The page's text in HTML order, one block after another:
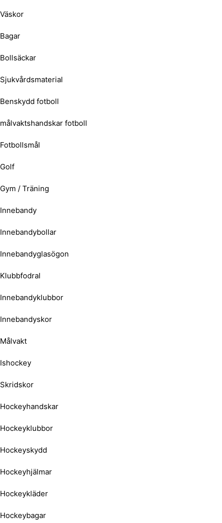
Väskor
Bagar
Bollsäckar
Sjukvårdsmaterial
Benskydd fotboll
målvaktshandskar fotboll
Fotbollsmål
Golf
Gym / Träning
Innebandy
Innebandybollar
Innebandyglasögon
Klubbfodral
Innebandyklubbor
Innebandyskor
Målvakt
Ishockey
Skridskor
Hockeyhandskar
Hockeyklubbor
Hockeyskydd
Hockeyhjälmar
Hockeykläder
Hockeybagar